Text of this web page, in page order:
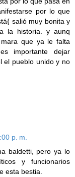
por lo que
salió muy bonita y
la historia. y aunq
que ya le falta
importante dejar
el pueblo unido y no
p. m.
baldetti, pero ya lo
y funcionarios
esta bestia.